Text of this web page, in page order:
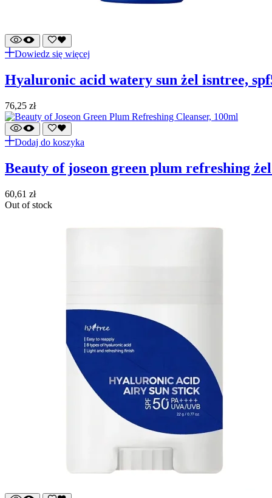
Dowiedz się więcej
hyaluronic acid watery sun żel isntree,
76,25 zł
Dodaj do koszyka
beauty of joseon green plum refreshing
60,61 zł
Out of stock